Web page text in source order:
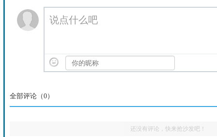
说点什么吧
全部评论（0）
还没有评论，快来抢沙发吧！